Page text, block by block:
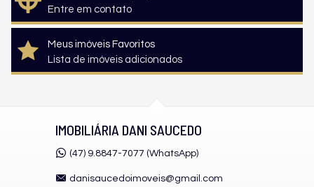
Entre em contato
Meus imóveis Favoritos
Lista de imóveis adicionados
IMOBILIÁRIA DANI SAUCEDO
(47) 9.8847-7077 (WhatsApp)
danisaucedoimoveis@gmail.com